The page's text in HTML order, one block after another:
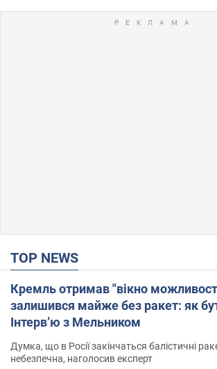
TOP NEWS
Кремль отримав "вікно
залишився майже без ракет: як
Інтерв’ю з Мельником
Думка, що в Росії закінчаться балістичні
небезпечна, наголосив експерт